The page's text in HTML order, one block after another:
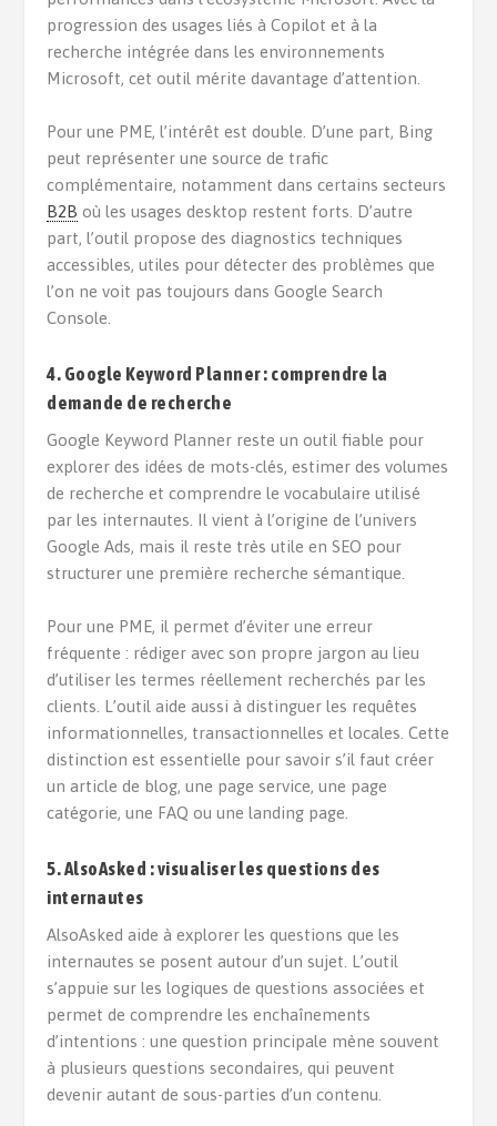
progression des usages liés à Copilot et à la
recherche intégrée dans les environnements
Microsoft, cet outil mérite davantage d’attention.
Pour une PME, l’intérêt est double. D’une part, Bing
peut représenter une source de trafic
complémentaire, notamment dans certains secteurs
B2B où les usages desktop restent forts. D’autre
part, l’outil propose des diagnostics techniques
accessibles, utiles pour détecter des problèmes que
l’on ne voit pas toujours dans Google Search
Console.
4. Google Keyword Planner : comprendre la
demande de recherche
Google Keyword Planner reste un outil fiable pour
explorer des idées de mots-clés, estimer des volumes
de recherche et comprendre le vocabulaire utilisé
par les internautes. Il vient à l’origine de l’univers
Google Ads, mais il reste très utile en SEO pour
structurer une première recherche sémantique.
Pour une PME, il permet d’éviter une erreur
fréquente : rédiger avec son propre jargon au lieu
d’utiliser les termes réellement recherchés par les
clients. L’outil aide aussi à distinguer les requêtes
informationnelles, transactionnelles et locales. Cette
distinction est essentielle pour savoir s’il faut créer
un article de blog, une page service, une page
catégorie, une FAQ ou une landing page.
5. AlsoAsked : visualiser les questions des
internautes
AlsoAsked aide à explorer les questions que les
internautes se posent autour d’un sujet. L’outil
s’appuie sur les logiques de questions associées et
permet de comprendre les enchaînements
d’intentions : une question principale mène souvent
à plusieurs questions secondaires, qui peuvent
devenir autant de sous-parties d’un contenu.